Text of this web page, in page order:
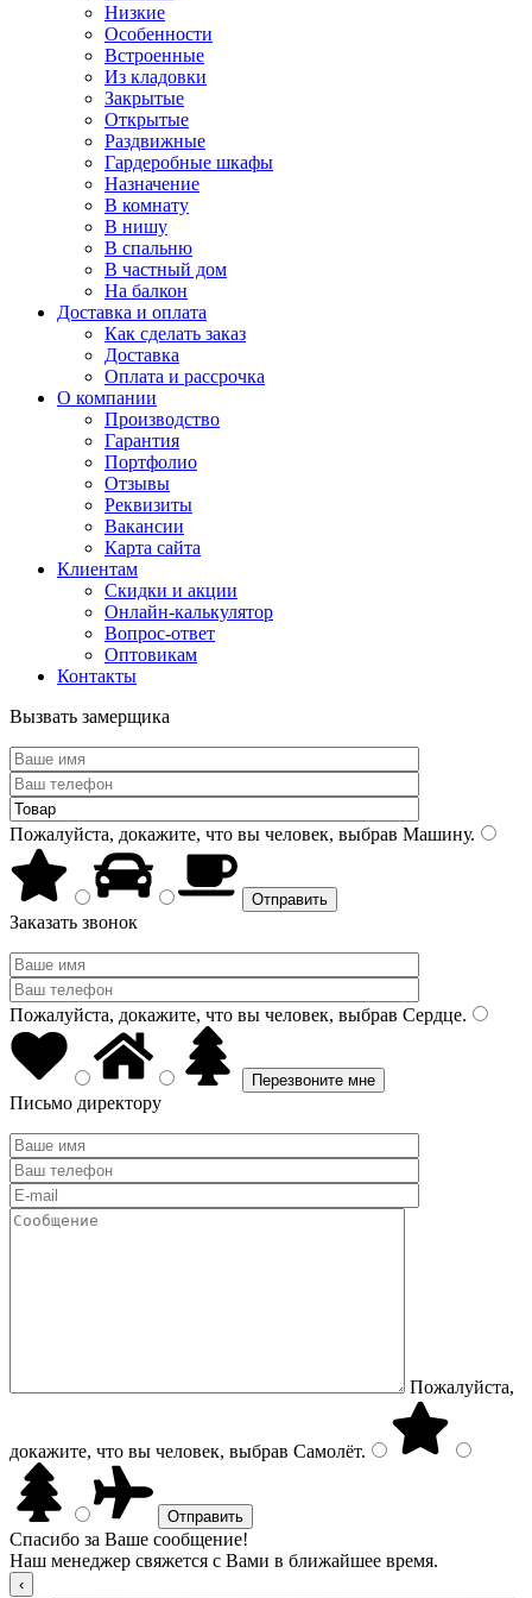
Низкие
Особенности
Встроенные
Из кладовки
Закрытые
Открытые
Раздвижные
Гардеробные шкафы
Назначение
В комнату
В нишу
В спальню
В частный дом
На балкон
Доставка и оплата
Как сделать заказ
Доставка
Оплата и рассрочка
О компании
Производство
Гарантия
Портфолио
Отзывы
Реквизиты
Вакансии
Карта сайта
Клиентам
Скидки и акции
Онлайн-калькулятор
Вопрос-ответ
Оптовикам
Контакты
Вызвать замерщика
Пожалуйста, докажите, что вы человек, выбрав Машину.
Заказать звонок
Пожалуйста, докажите, что вы человек, выбрав Сердце.
Письмо директору
Пожалуйста,
докажите, что вы человек, выбрав Самолёт.
Спасибо за Ваше сообщение!
Наш менеджер свяжется с Вами в ближайшее время.